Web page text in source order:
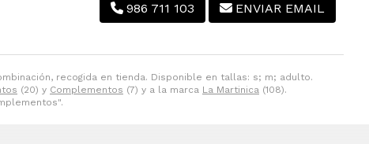
recogida en tienda. Disponible en tallas: s; m; adulto.
(20) y Complementos (7) y a la marca La Martinica (108).
986 711 103 ENVIAR EMAIL